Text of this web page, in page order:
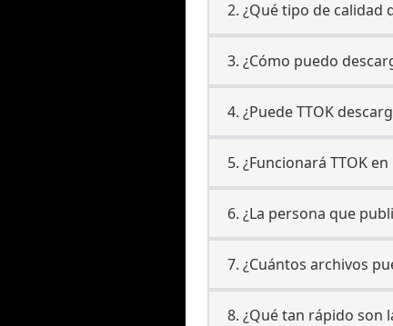
2. ¿Qué tipo de calidad
3. ¿Cómo puedo
4. ¿Puede TTOK
5. ¿Funcionará TTOK
6. ¿La persona que
7. ¿Cuántos archivos
8. ¿Qué tan rápido son